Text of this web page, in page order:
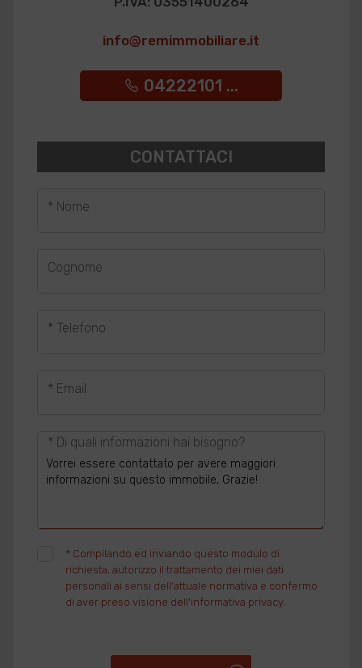
info@remimmobiliare.it
04222101 ...
CONTATTACI
* Nome
Cognome
* Telefono
* Email
* Di quali informazioni hai bisogno?
* Compilando ed inviando questo modulo di
richiesta, autorizzo il trattamento dei miei dati
personali ai sensi dell'attuale normativa e confermo
di aver preso visione dell'informativa privacy.